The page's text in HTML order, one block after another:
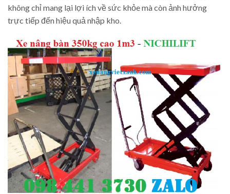
không chỉ mang lại lợi ích về sức khỏe mà còn ảnh hưởng
trực tiếp đến hiệu quả nhập kho.